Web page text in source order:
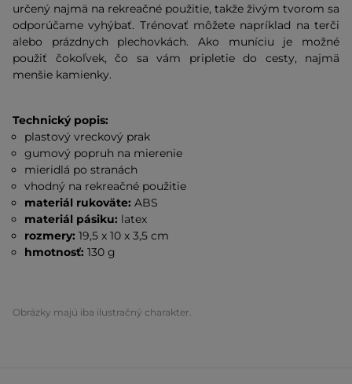
určený najmä na rekreačné použitie, takže živým tvorom sa
odporúčame vyhýbať. Trénovať môžete napríklad na terči
alebo prázdnych plechovkách. Ako muníciu je možné
použiť čokoľvek, čo sa vám pripletie do cesty, najmä
menšie kamienky.
Technický popis:
plastový vreckový prak
gumový popruh na mierenie
mieridlá po stranách
vhodný na rekreačné použitie
materiál rukoväte: ABS
materiál pásiku: latex
rozmery: 19,5 x 10 x 3,5 cm
hmotnosť: 130 g
Obrázky majú iba ilustračný charakter.